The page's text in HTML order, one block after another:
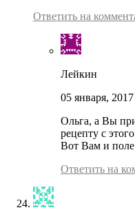
Ответить на
Лейкин
05 января,
Ольга, а Вы
рецепту с
Вот Вам и поле
Ответить на